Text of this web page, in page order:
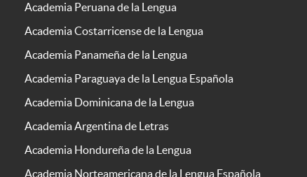
Academia Peruana de la Lengua
Academia Costarricense de la Lengua
Academia Panameña de la Lengua
Academia Paraguaya de la Lengua Española
Academia Dominicana de la Lengua
Academia Argentina de Letras
Academia Hondureña de la Lengua
Academia Norteamericana de la Lengua Española